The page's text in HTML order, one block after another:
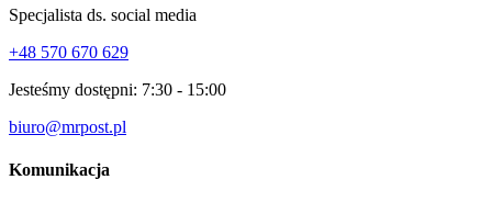
Specjalista ds. social media
+48 570 670 629
Jesteśmy dostępni: 7:30 - 15:00
biuro@mrpost.pl
Komunikacja